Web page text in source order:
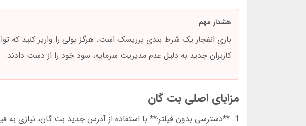
هشدار مهم
کاربران جدید به دلیل عدم مدیریت سرمایه، سود خود را از دست دادند.
مزایای اصلی بت گان
1. **دسترسی بدون فیلتر:** با استفاده از آدرس جدید بت گان، نیازی به فیلترشکن نیست.